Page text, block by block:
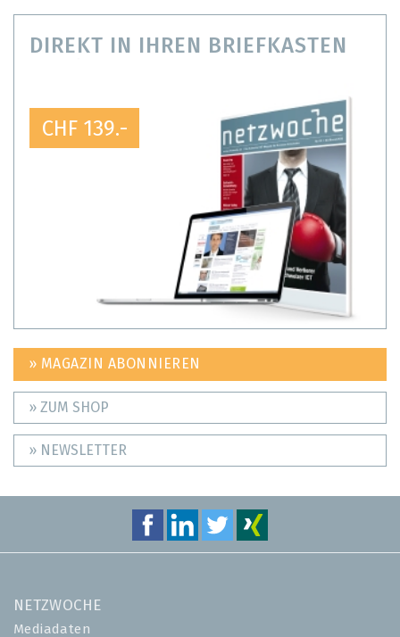
DIREKT IN IHREN BRIEFKASTEN
CHF 139.-
» MAGAZIN ABONNIEREN
» ZUM SHOP
» NEWSLETTER
NETZWOCHE
Mediadaten